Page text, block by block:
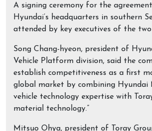
A signing ceremony for the
Hyundai’s headquarters in southern
attended by key executives of the
Song Chang-hyeon, president of
Vehicle Platform division, said the
establish competitiveness as a first
global market by combining Hyundai
vehicle technology expertise with
material technology.”
Mitsuo Ohya, president of Toray